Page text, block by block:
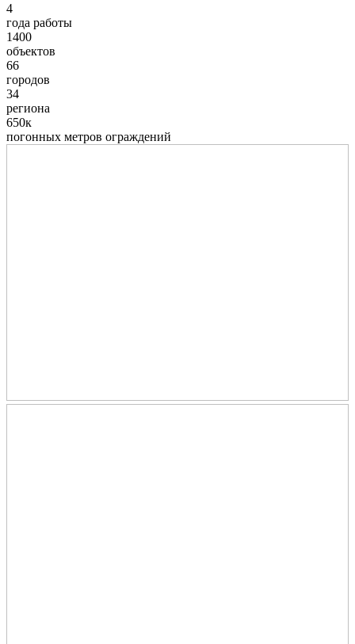
4
года работы
1400
объектов
66
городов
34
региона
650к
погонных метров ограждений